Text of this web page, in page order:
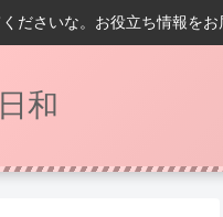
ださいな。お役立ち情報をお
和